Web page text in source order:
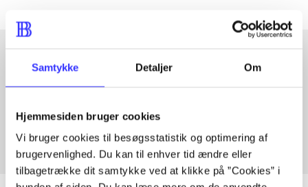
Samtykke Detaljer Om
Hjemmesiden bruger cookies
Vi bruger cookies til besøgsstatistik og optimering af
brugervenlighed. Du kan til enhver tid ændre eller
tilbagetrække dit samtykke ved at klikke på ”Cookies” i
Artikler med samme emner